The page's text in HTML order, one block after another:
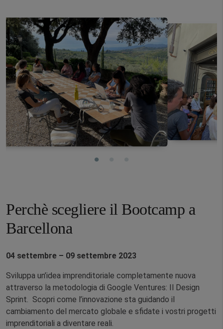
Perchè scegliere il Bootcamp a
Barcellona
04 settembre – 09 settembre 2023
Sviluppa un’idea imprenditoriale completamente nuova
attraverso la metodologia di Google Ventures: Il Design
Sprint. Scopri come l’innovazione sta guidando il
cambiamento del mercato globale e sfidate i vostri progetti
imprenditoriali a diventare reali.